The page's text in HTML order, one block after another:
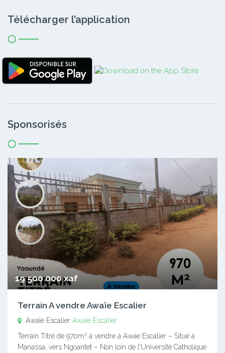
Télécharger l’application
Sponsorisés
19 500 000 xaf
Terrain A vendre Awaïe Escalier
Awaïe Escalier Awaïe Escalier
Terrain Titré de 970m² à vendre à Awae Escalier – Situé à
Manassa, vers Ngoantet – Non loin de l’Université Catholique